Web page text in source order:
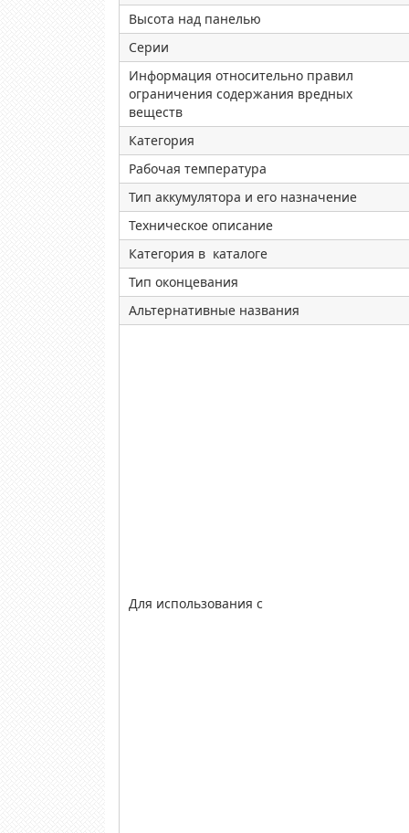
Высота над панелью
Серии
Информация относительно правил
ограничения содержания вредных
веществ
Категория
Рабочая температура
Тип аккумулятора и его назначение
Техническое описание
Категория в каталоге
Тип оконцевания
Альтернативные названия
Для использования с